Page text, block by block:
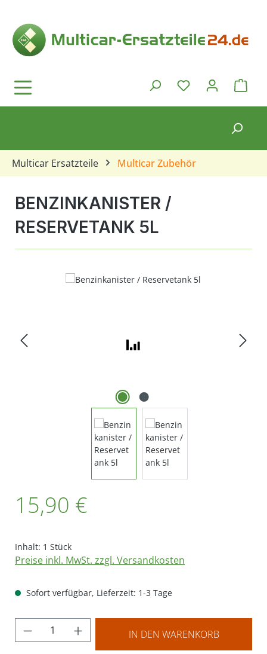
Du hast 0
Multicar Ersatzteile Multicar Zubehör
BENZINKANISTER /
RESERVETANK 5L
Bildergalerie überspringen
15,90 €
Inhalt: 1 Stück
Preise inkl. MwSt. zzgl. Versandkosten
Sofort verfügbar, Lieferzeit: 1-3 Tage
Produkt Anzahl: Gib den gewünschten
IN DEN WARENKORB